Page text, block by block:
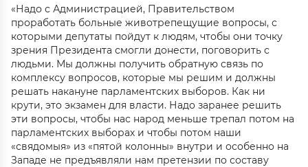
«Надо с Администрацией, Правительством
проработать больные животрепещущие вопросы, с
которыми депутаты пойдут к людям, чтобы они точку
зрения Президента смогли донести, поговорить с
людьми. Мы должны получить обратную связь по
комплексу вопросов, которые мы решим и должны
решать накануне парламентских выборов. Как ни
крути, это экзамен для власти. Надо заранее решить
эти вопросы, чтобы нас народ меньше трепал потом на
парламентских выборах и чтобы потом наши
«свядомыя» из «пятой колонны» внутри и особенно на
Западе не предъявляли нам претензии по составу